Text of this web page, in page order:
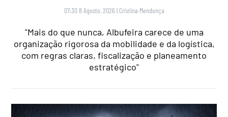
07:30 8 Agosto, 2026 | Cristina Mendonça
"Mais do que nunca, Albufeira carece de uma
organização rigorosa da mobilidade e da logística,
com regras claras, fiscalização e planeamento
estratégico"